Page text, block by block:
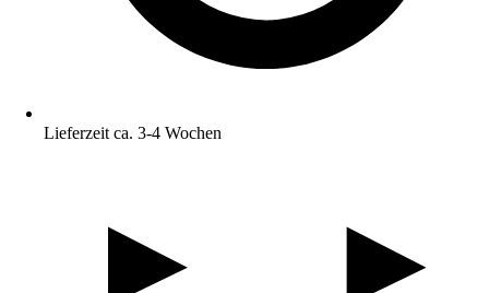
Lieferzeit ca. 3-4 Wochen